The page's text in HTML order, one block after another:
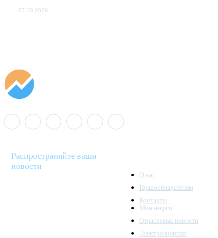
03.08.2026
Распространяйте ваши
новости
О нас
Правообладателям
Контакты
Минэнерго
Отраслевые новости
Электроэнергия